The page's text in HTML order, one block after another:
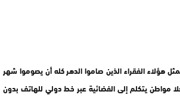
الفقراء الذين صاموا الدهر كله أن يصوموا شهر
مواطن يتكلم إلى الفضائية عبر خط دولي للهاتف بدون